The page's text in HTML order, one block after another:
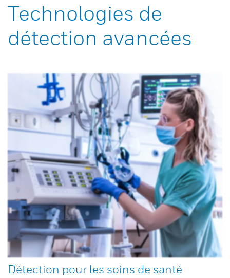
Technologies de
détection avancées
Détection pour les soins de santé